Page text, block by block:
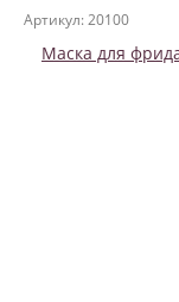
Артикул: 20100
Маска для